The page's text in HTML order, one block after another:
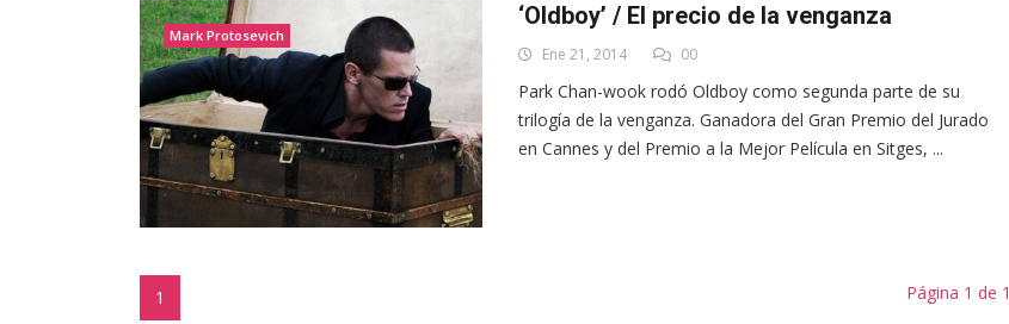
Mark Protosevich
‘Oldboy’ / El precio de la venganza
Ene 21, 2014 00
Park Chan-wook rodó Oldboy como segunda parte de su
trilogía de la venganza. Ganadora del Gran Premio del Jurado
en Cannes y del Premio a la Mejor Película en Sitges, ...
1 Página 1 de 1